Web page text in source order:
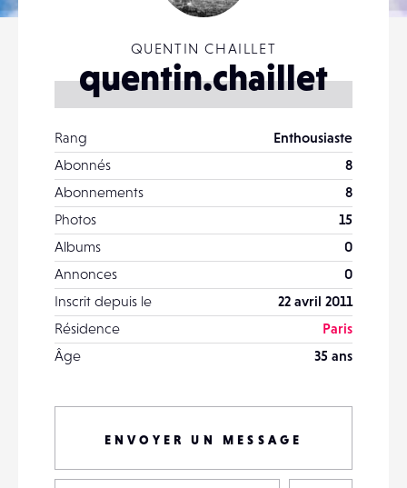
QUENTIN CHAILLET
quentin.chaillet
Rang
Enthousiaste
Abonnés
8
Abonnements
8
Photos
15
Albums
0
Annonces
0
Inscrit depuis le
22 avril 2011
Résidence
Paris
Âge
35 ans
ENVOYER UN MESSAGE